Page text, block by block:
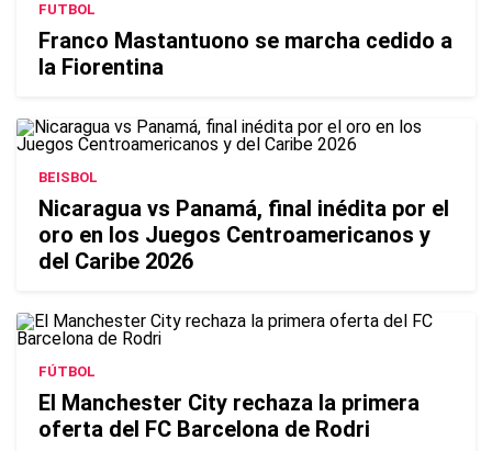
FUTBOL
Franco Mastantuono se marcha cedido a
la Fiorentina
BEISBOL
Nicaragua vs Panamá, final inédita por el
oro en los Juegos Centroamericanos y
del Caribe 2026
FÚTBOL
El Manchester City rechaza la primera
oferta del FC Barcelona de Rodri